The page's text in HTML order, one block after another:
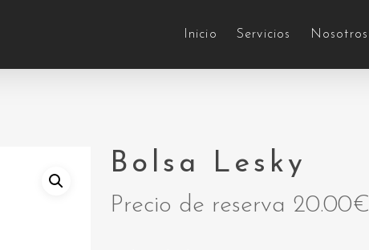
Inicio Servicios Nosotros
Bolsa Lesky
Precio de reserva 20.00€